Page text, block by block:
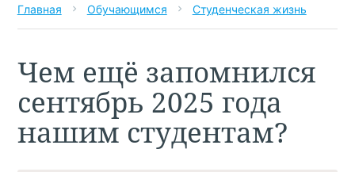
Главная chevron_right Обучающимся chevron_right Студенческая жизнь
Чем ещё запомнился
сентябрь 2025 года
нашим студентам?